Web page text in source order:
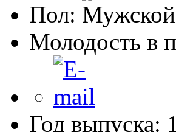
Пол:
Молодость в
Год выпуска: